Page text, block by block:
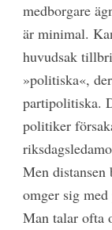
medborgare
är minimal.
huvudsak
»politiska«,
partipolitiska.
politiker
Men
omger sig
Man talar ofta